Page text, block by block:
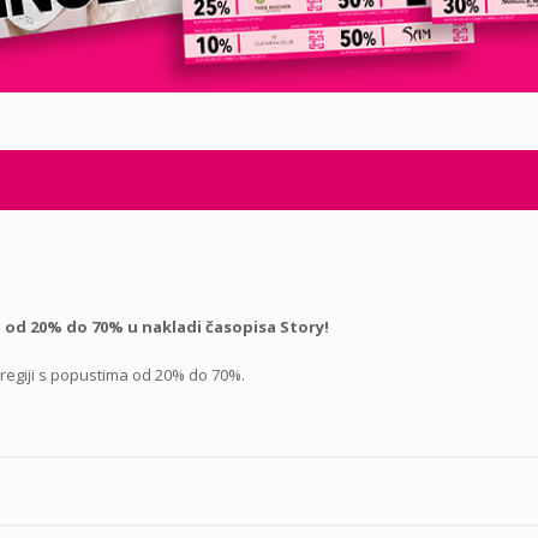
20% do 70% u nakladi časopisa Story!
s popustima od 20% do 70%.